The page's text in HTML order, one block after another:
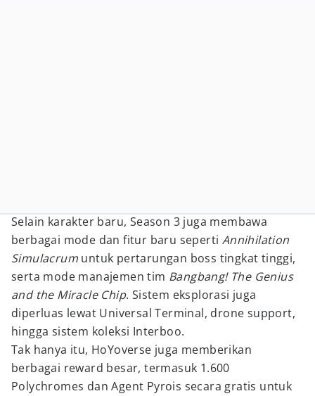
Selain karakter baru, Season 3 juga membawa
berbagai mode dan fitur baru seperti Annihilation
Simulacrum untuk pertarungan boss tingkat tinggi,
serta mode manajemen tim Bangbang! The Genius
and the Miracle Chip. Sistem eksplorasi juga
diperluas lewat Universal Terminal, drone support,
hingga sistem koleksi Interboo.
Tak hanya itu, HoYoverse juga memberikan
berbagai reward besar, termasuk 1.600
Polychromes dan Agent Pyrois secara gratis untuk